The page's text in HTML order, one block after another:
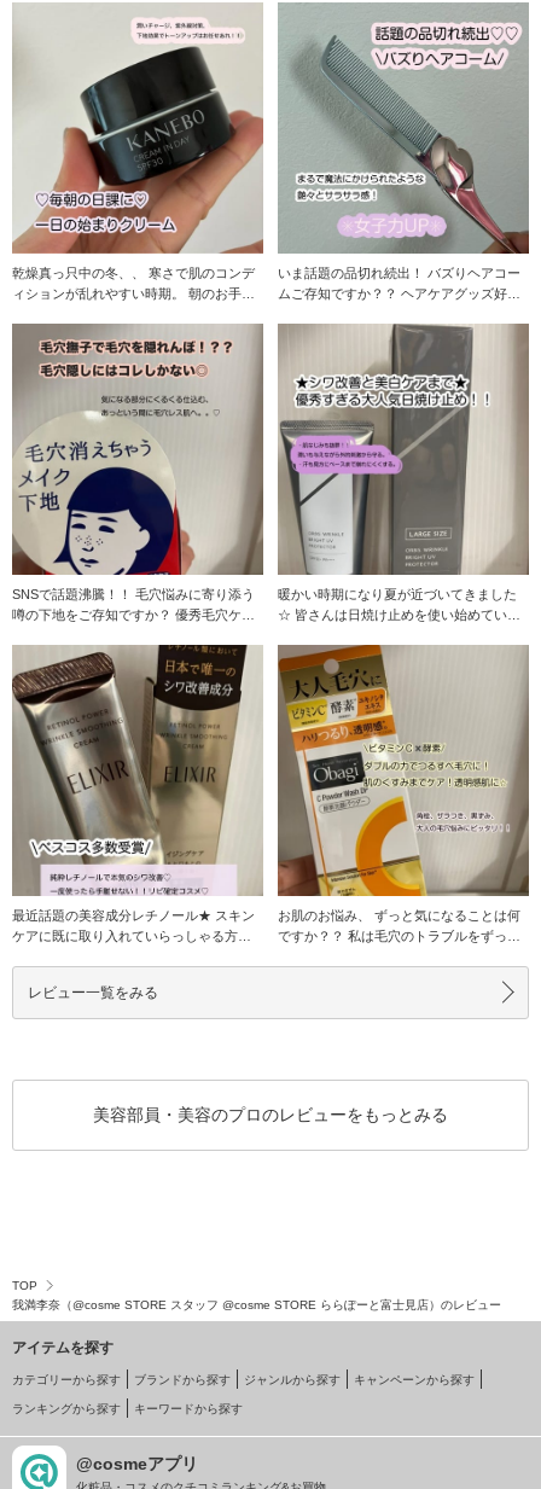
乾燥真っ只中の冬、、 寒さで肌のコンデ
ィションが乱れやすい時期。 朝のお手入
いま話題の品切れ続出！ バズりヘアコー
ムご存知ですか？？ ヘアケアグッズ好き
SNSで話題沸騰！！ 毛穴悩みに寄り添う
噂の下地をご存知ですか？ 優秀毛穴ケア
暖かい時期になり夏が近づいてきました
☆ 皆さんは日焼け止めを使い始めていま
最近話題の美容成分レチノール★ スキン
ケアに既に取り入れていらっしゃる方も
お肌のお悩み、 ずっと気になることは何
ですか？？ 私は毛穴のトラブルをずっと
レビュー一覧をみる
美容部員・美容のプロのレビューをもっとみる
TOP
我満李奈（@cosme STORE スタッフ @cosme STORE ららぽーと富士見店）のレビュー
アイテムを探す
カテゴリーから探す ブランドから探す ジャンルから探す キャンペーンから探す
ランキングから探す キーワードから探す
@cosmeアプリ